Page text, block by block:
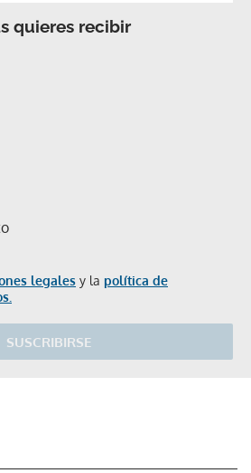
quieres recibir
legales y la política de
SUSCRIBIRSE